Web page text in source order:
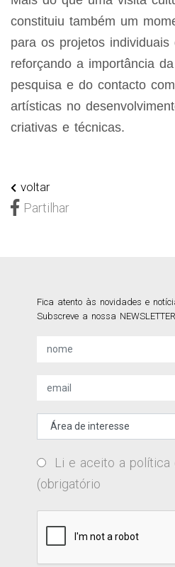
constituiu também um
para os projetos individuais
reforçando a importância
pesquisa e do contacto
artísticas no
criativas e técnicas.
voltar
Partilhar
Fica atento às novidades e
Subscreve a nossa NEWSLETTER
Li e aceito a política
(obrigatório